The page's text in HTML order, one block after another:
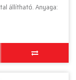
állítható. Anyaga: